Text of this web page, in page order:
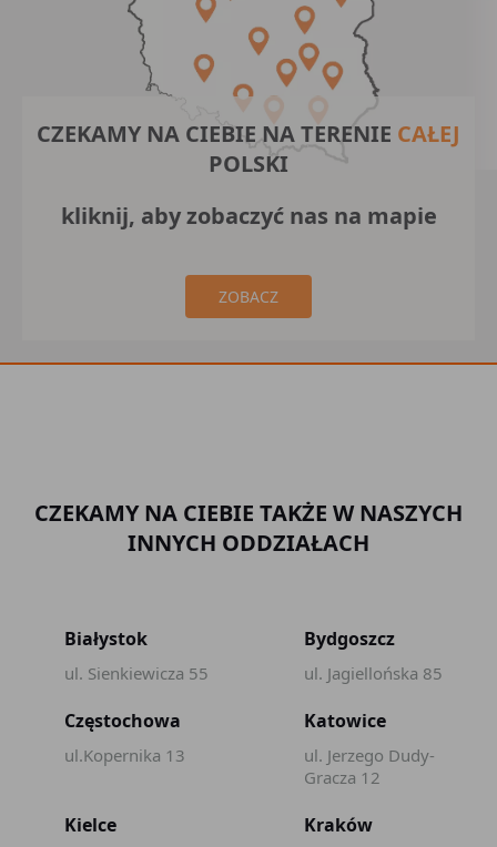
CZEKAMY NA CIEBIE NA TERENIE CAŁEJ
POLSKI
kliknij, aby zobaczyć nas na mapie
ZOBACZ
CZEKAMY NA CIEBIE TAKŻE W NASZYCH
INNYCH ODDZIAŁACH
Białystok
ul. Sienkiewicza 55
Bydgoszcz
ul. Jagiellońska 85
Częstochowa
ul.Kopernika 13
Katowice
ul. Jerzego Dudy-
Gracza 12
Kielce Kraków